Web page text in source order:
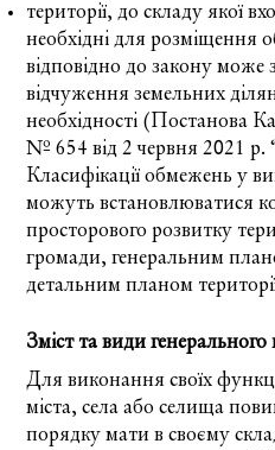
території, до складу якої
необхідні для розміщення
відповідно до закону може
відчуження земельних
необхідності (Постанова
№ 654 від 2 червня 2021 р.
Класифікації обмежень у
можуть встановлюватися
просторового розвитку
громади, генеральним
детальним планом
Зміст та види
Для виконання своїх
міста, села або селища
порядку мати в своєму